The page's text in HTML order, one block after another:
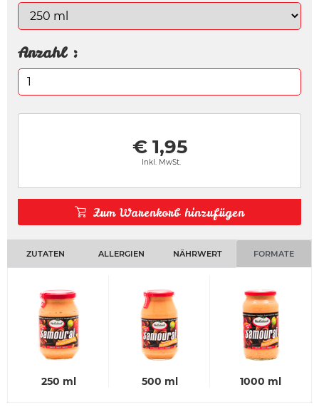
Anzahl :
€ 1,95
Inkl. MwSt.
Zum Warenkorb hinzufügen
ZUTATEN ALLERGIEN NÄHRWERT FORMATE
250 ml 500 ml 1000 ml